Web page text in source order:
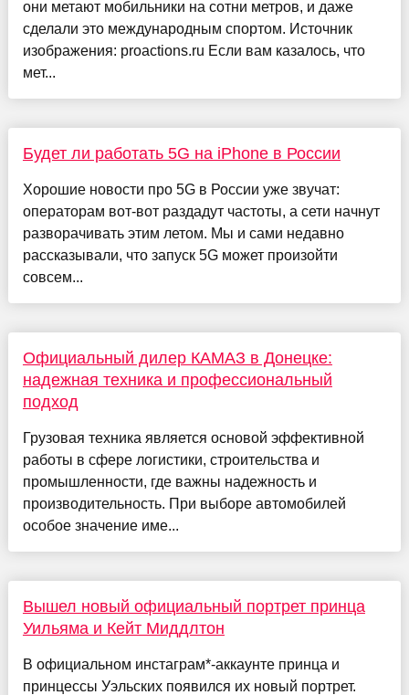
они метают мобильники на сотни метров, и даже
сделали это международным спортом. Источник
изображения: proactions.ru Если вам казалось, что
мет...
Будет ли работать 5G на iPhone в России
Хорошие новости про 5G в России уже звучат:
операторам вот-вот раздадут частоты, а сети начнут
разворачивать этим летом. Мы и сами недавно
рассказывали, что запуск 5G может произойти
совсем...
Официальный дилер КАМАЗ в Донецке:
надежная техника и профессиональный
подход
Грузовая техника является основой эффективной
работы в сфере логистики, строительства и
промышленности, где важны надежность и
производительность. При выборе автомобилей
особое значение име...
Вышел новый официальный портрет принца
Уильяма и Кейт Миддлтон
В официальном инстаграм*-аккаунте принца и
принцессы Уэльских появился их новый портрет.